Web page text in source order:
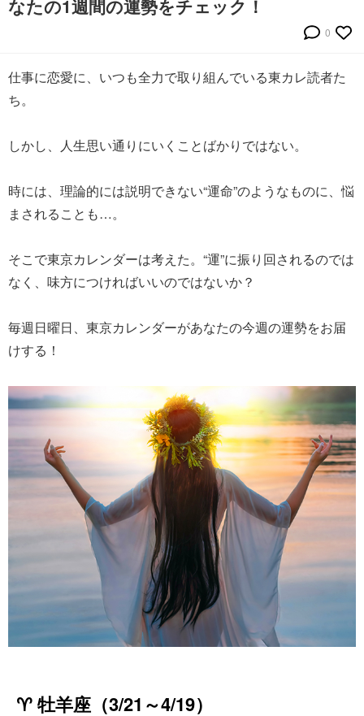
なたの1週間の運勢をチェック！
0
仕事に恋愛に、いつも全力で取り組んでいる東カレ読者た
ち。
しかし、人生思い通りにいくことばかりではない。
時には、理論的には説明できない“運命”のようなものに、悩
まされることも…。
そこで東京カレンダーは考えた。“運”に振り回されるのでは
なく、味方につければいいのではないか？
毎週日曜日、東京カレンダーがあなたの今週の運勢をお届
けする！
♈ 牡羊座（3/21～4/19）